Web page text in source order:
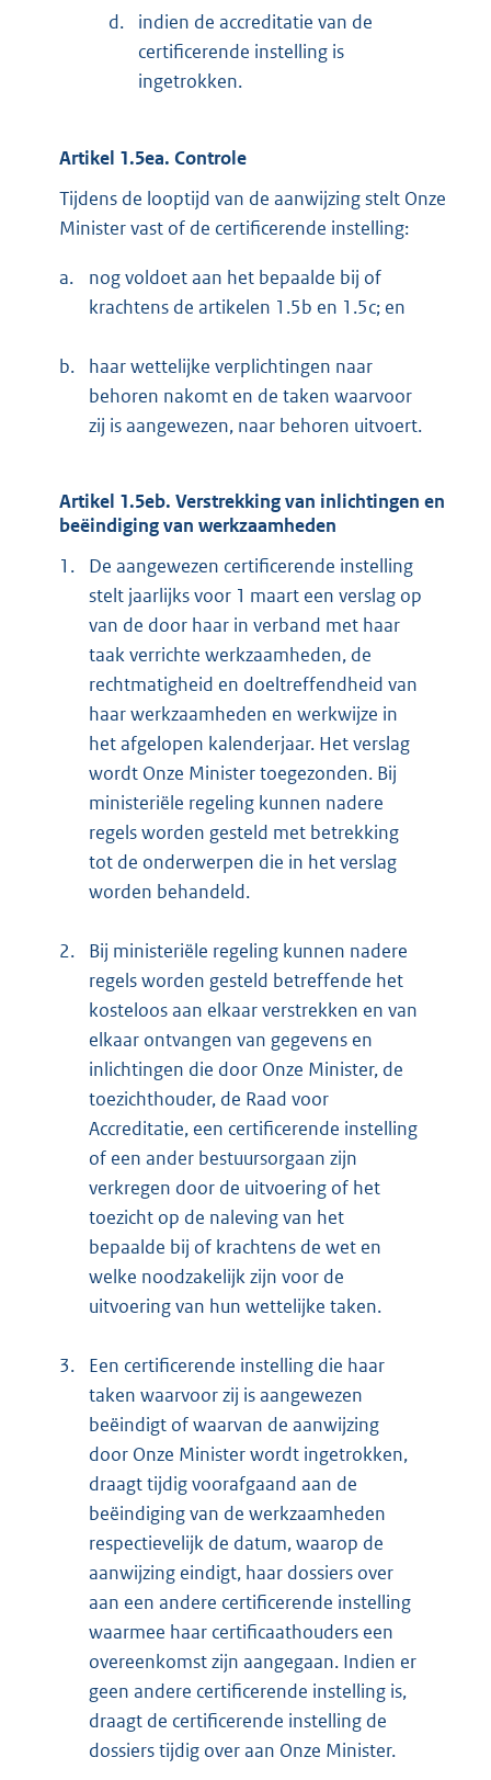
d.
indien de accreditatie van de
certificerende instelling is
ingetrokken.
Artikel 1.5ea. Controle
Tijdens de looptijd van de aanwijzing stelt Onze
Minister vast of de certificerende instelling:
a.
nog voldoet aan het bepaalde bij of
krachtens de artikelen 1.5b en 1.5c; en
b.
haar wettelijke verplichtingen naar
behoren nakomt en de taken waarvoor
zij is aangewezen, naar behoren uitvoert.
Artikel 1.5eb. Verstrekking van inlichtingen en
beëindiging van werkzaamheden
1.
De aangewezen certificerende instelling
stelt jaarlijks voor 1 maart een verslag op
van de door haar in verband met haar
taak verrichte werkzaamheden, de
rechtmatigheid en doeltreffendheid van
haar werkzaamheden en werkwijze in
het afgelopen kalenderjaar. Het verslag
wordt Onze Minister toegezonden. Bij
ministeriële regeling kunnen nadere
regels worden gesteld met betrekking
tot de onderwerpen die in het verslag
worden behandeld.
2.
Bij ministeriële regeling kunnen nadere
regels worden gesteld betreffende het
kosteloos aan elkaar verstrekken en van
elkaar ontvangen van gegevens en
inlichtingen die door Onze Minister, de
toezichthouder, de Raad voor
Accreditatie, een certificerende instelling
of een ander bestuursorgaan zijn
verkregen door de uitvoering of het
toezicht op de naleving van het
bepaalde bij of krachtens de wet en
welke noodzakelijk zijn voor de
uitvoering van hun wettelijke taken.
3.
Een certificerende instelling die haar
taken waarvoor zij is aangewezen
beëindigt of waarvan de aanwijzing
door Onze Minister wordt ingetrokken,
draagt tijdig voorafgaand aan de
beëindiging van de werkzaamheden
respectievelijk de datum, waarop de
aanwijzing eindigt, haar dossiers over
aan een andere certificerende instelling
waarmee haar certificaathouders een
overeenkomst zijn aangegaan. Indien er
geen andere certificerende instelling is,
draagt de certificerende instelling de
dossiers tijdig over aan Onze Minister.